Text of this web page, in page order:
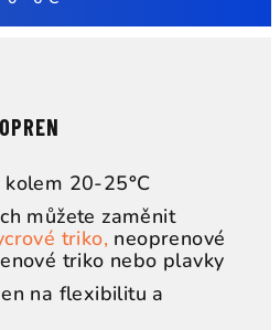
kolem 20-25°C
můžete zaměnit
triko, neoprenové
triko nebo plavky
na flexibilitu a